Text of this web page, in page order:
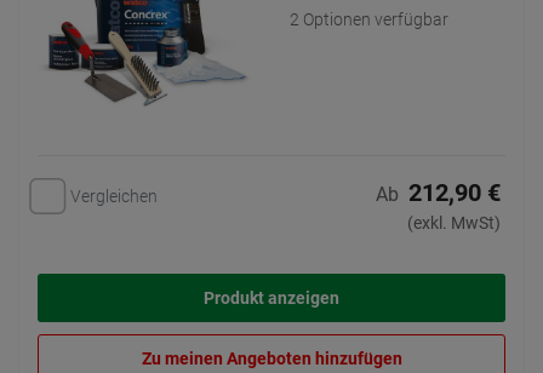
2 Optionen verfügbar
Vergleichen Ab 212,90 €
(exkl. MwSt)
Produkt anzeigen
Zu meinen Angeboten hinzufügen